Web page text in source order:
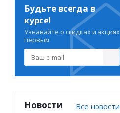
Будьте всегда в
курсе!
Узнавайте о скидках и акциях
первым
Новости Все новости